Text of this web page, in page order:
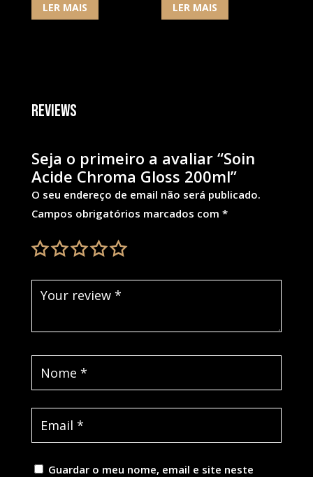
LER MAIS LER MAIS
Reviews
Seja o primeiro a avaliar “Soin
Acide Chroma Gloss 200ml”
O seu endereço de email não será publicado.
Campos obrigatórios marcados com *
Guardar o meu nome, email e site neste